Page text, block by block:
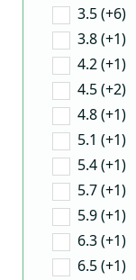
3.5 (+6)
3.8 (+1)
4.2 (+1)
4.5 (+2)
4.8 (+1)
5.1 (+1)
5.4 (+1)
5.7 (+1)
5.9 (+1)
6.3 (+1)
6.5 (+1)